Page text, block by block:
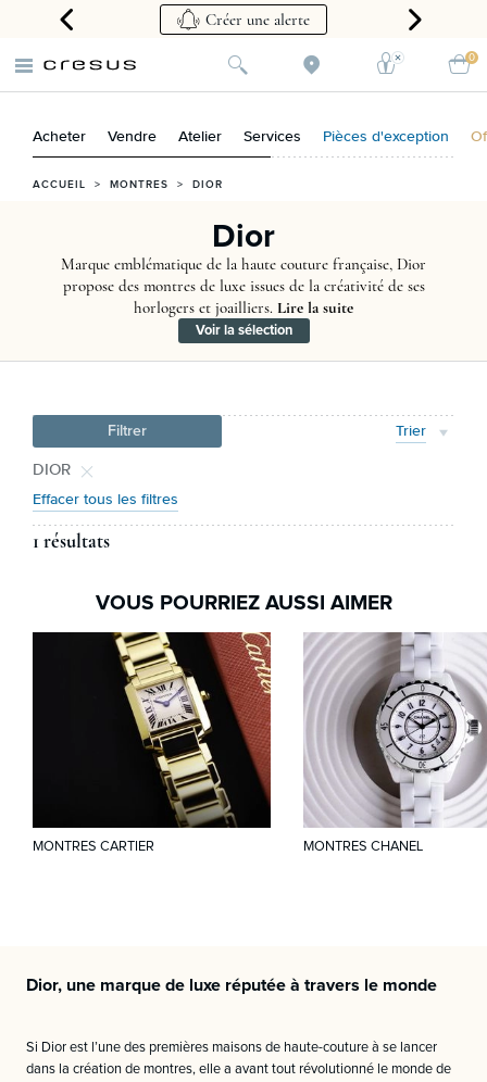
Créer une alerte
0
Acheter Vendre Atelier Services Pièces d'exception
ACCUEIL > MONTRES > DIOR
Dior
Marque emblématique de la haute couture française, Dior
propose des montres de luxe issues de la créativité de ses
horlogers et joailliers. Lire la suite
Voir la sélection
Filtrer Trier
DIOR
Effacer tous les filtres
1 résultats
VOUS POURRIEZ AUSSI AIMER
MONTRES CARTIER MONTRES CHANEL
Dior, une marque de luxe réputée à travers le monde
Si Dior est l’une des premières maisons de haute-couture à se lancer
dans la création de montres, elle a avant tout révolutionné le monde de